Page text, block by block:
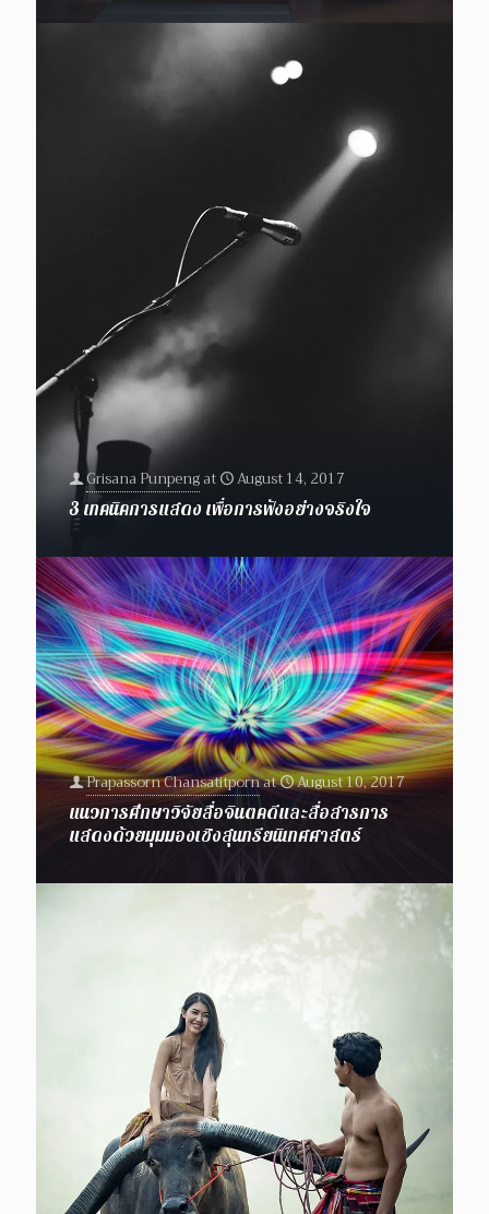
Grisana Punpengat
August 14, 2017
3 เทคนิคการแสดง เพื่อการฟังอย่างจริงใจ
Prapassorn Chansatitpornat
August 10, 2017
แนวการศึกษาวิจัยสื่อจินตคดีและสื่อสารการ
แสดงด้วยมุมมองเชิงสุนทรียนิเทศศาสตร์